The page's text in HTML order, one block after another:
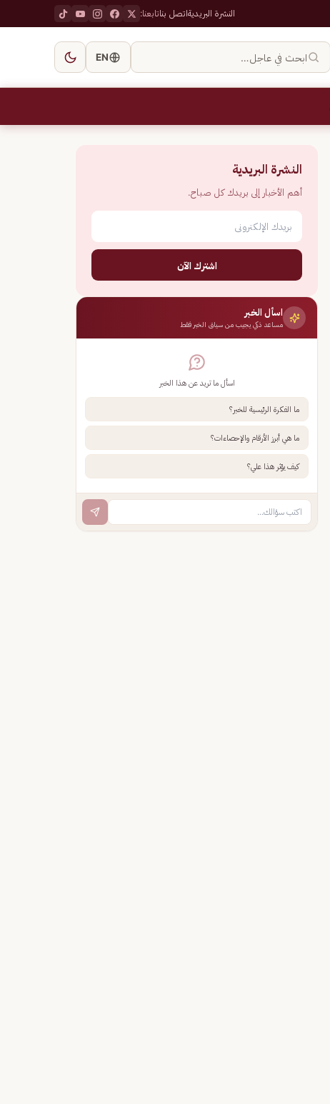
النشرة البريديةاتصل بناتابعنا:
ابحث في عاجل… EN
النشرة البريدية
أهم الأخبار إلى بريدك كل صباح.
اشترك الآن
اسأل الخبر
مساعد ذكي يجيب من سياق الخبر فقط
اسأل ما تريد عن هذا الخبر
ما الفكرة الرئيسية للخبر؟
ما هي أبرز الأرقام والإحصاءات؟
كيف يؤثر هذا علي؟